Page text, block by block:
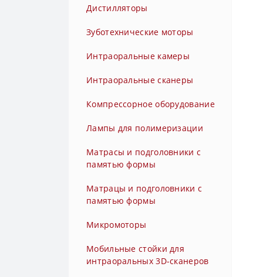
Прямые наконечники с
функцией воздушного
света (без фиброоптики)
Турбинные наконечники с
без света (без фиброоптики)
быстросъемным переходником
с генератором света
Турбинные наконечники с
с фиброоптикой
Дистилляторы
Зуботехнические моторы
Интраоральные камеры
Интраоральные сканеры
Компрессорное оборудование
Лампы для полимеризации
Матрасы и подголовники с
памятью формы
Матрацы и подголовники с
памятью формы
Микромоторы
Мобильные стойки для
интраоральных 3D-сканеров